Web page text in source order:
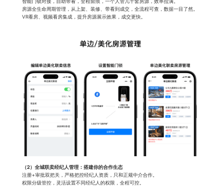
房源全生命周期管理，从上架、装修、带看到成交，全流程可查，数据一目了然。
VR看房、视频看房集成，提升房源展示效果，成交更快。
（2）全城联卖经纪人管理：搭建你的合作生态
注册+审批双把关，严格把控经纪人资质，只和正规中介合作。
权限分级管控，灵活设置不同经纪人的权限，全程可控。